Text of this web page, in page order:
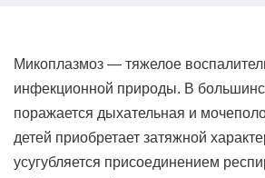
Микоплазмоз — тяжелое
инфекционной природы. В
поражается дыхательная и
детей приобретает затяжной
усугубляется присоединением